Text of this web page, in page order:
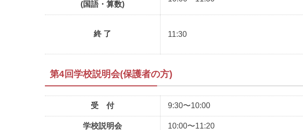
(国語・算数)
終 了 11:30
第4回学校説明会(保護者の方)
受 付 9:30〜10:00
学校説明会 10:00〜11:20